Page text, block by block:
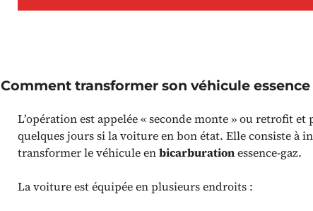
Comment transformer son véhicule essence
L’opération est appelée « seconde monte » ou retrofit et
quelques jours si la voiture en bon état. Elle consiste à
transformer le véhicule enbicarburationessence-gaz.
La voiture est équipée en plusieurs endroits :